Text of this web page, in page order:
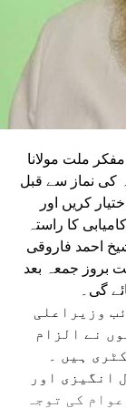
THE
ARVIND
INVOLVED IN
عظیم
ملت مولانا
کی نماز سے قبل
کریں اور
کا راستہ
احمد فاروقی
کے عرس کی محفل 14 اگست بروز جمعہ بعد
گی۔
وزیراعلی
نے الزام
ہیں ۔
انگیزی اور
کی توجہ